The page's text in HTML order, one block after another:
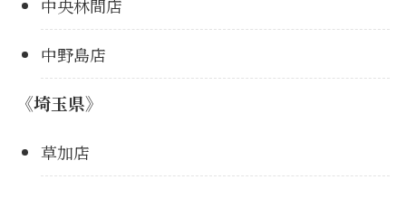
中央林間店
中野島店
《埼玉県》
草加店